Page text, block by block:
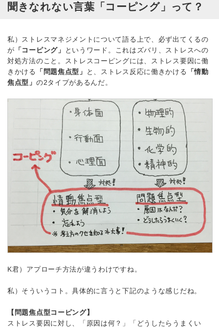
聞きなれない言葉「コーピング」って？
私）ストレスマネジメントについて語る上で、必ず出てくるの
が 「コーピング」
というワード。これはズバリ、ストレスへの
対処方法のこと。ストレスコーピングには、ストレス要因に働
きかける
「問題焦点型」 と、ストレス反応に働きかける
「情動
焦点型」 の2タイプがあるんだ。
K君）アプローチ方法が違うわけですね。
私）そういうコト。具体的に言うと下記のような感じだね。
【問題焦点型コーピング】
ストレス要因に対し、「原因は何？」「どうしたらうまくい